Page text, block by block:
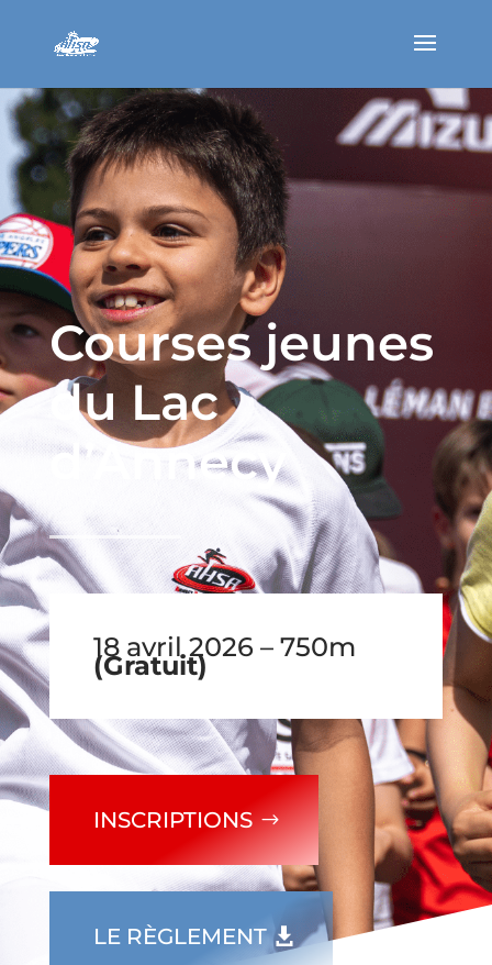
Courses jeunes
du Lac
d’Annecy
18 avril 2026 – 750m
(Gratuit)
INSCRIPTIONS
LE RÈGLEMENT